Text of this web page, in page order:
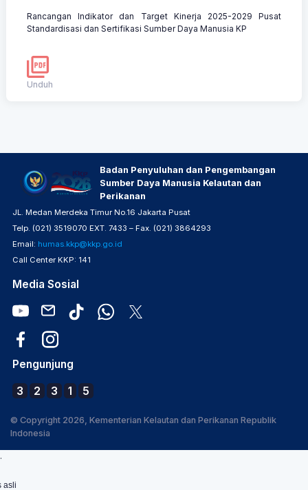
Rancangan Indikator dan Target Kinerja 2025-2029 Pusat
Standardisasi dan Sertifikasi Sumber Daya Manusia KP
Unduh
Badan Penyuluhan dan Pengembangan
Sumber Daya Manusia Kelautan dan
Perikanan
JL. Medan Merdeka Timur No.16 Jakarta Pusat
Telp. (021) 3519070 EXT. 7433 – Fax. (021) 3864293
Email: humas.kkp@kkp.go.id
Call Center KKP: 141
Media Sosial
Pengunjung
3 2 3 1 5
© Copyright 2026, Kementerian Kelautan dan Perikanan Republik
Indonesia
.
asli